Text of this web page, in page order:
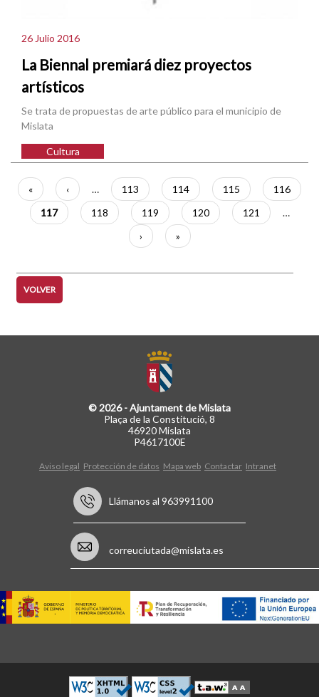
26 Julio 2016
La Biennal premiará diez proyectos
artísticos
Se trata de propuestas de arte público para el municipio de
Mislata
Cultura
Paginación
Primera
página
«
Página
anterior
‹ … Página
113 Página
114 Página
115 Página
116
Página
actual
117 Página
118 Página
119 Página
120 Página
121
…
Siguiente
página
›
Última
página
»
VOLVER
© 2026 - Ajuntament de Mislata
Plaça de la Constitució, 8
46920 Mislata
P4617100E
Aviso legal Protección de datos Mapa web Contactar Intranet
Llámanos al 963991100
correuciutada@mislata.es